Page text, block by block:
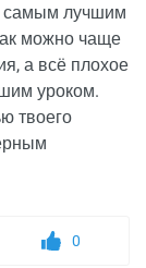
самым лучшим
можно чаще
а всё плохое
уроком.
твоего
0